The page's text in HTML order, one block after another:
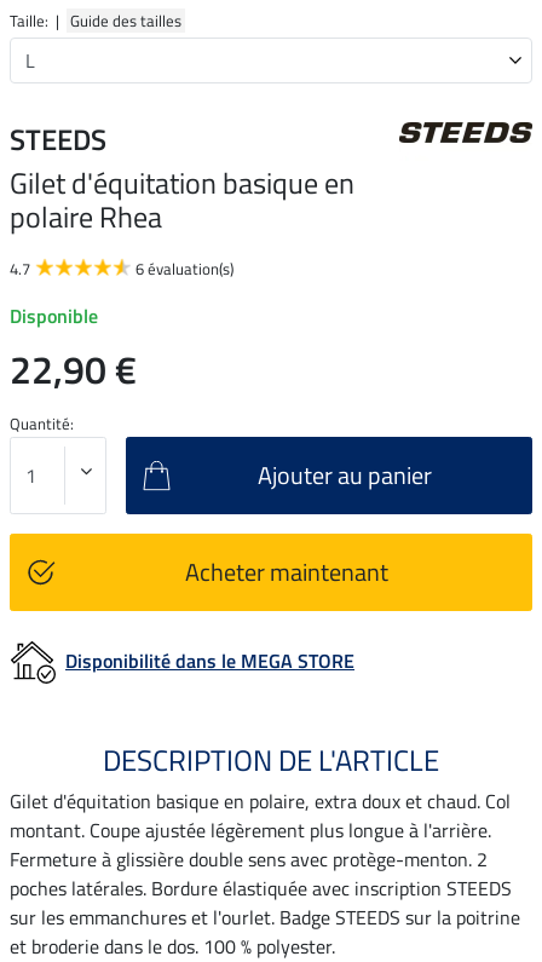
Taille: | Guide des tailles
STEEDS
Gilet d'équitation basique en
polaire Rhea
4.7 6 évaluation(s)
Disponible
22,90 €
Quantité:
Ajouter au panier
Acheter maintenant
Disponibilité dans le MEGA STORE
DESCRIPTION DE L'ARTICLE
Gilet d'équitation basique en polaire, extra doux et chaud. Col
montant. Coupe ajustée légèrement plus longue à l'arrière.
Fermeture à glissière double sens avec protège-menton. 2
poches latérales. Bordure élastiquée avec inscription STEEDS
sur les emmanchures et l'ourlet. Badge STEEDS sur la poitrine
et broderie dans le dos. 100 % polyester.